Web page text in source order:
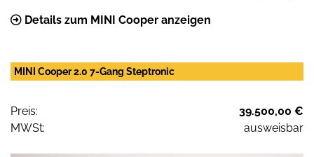
Details zum MINI Cooper anzeigen
MINI Cooper 2.0 7-Gang Steptronic
Preis:
39.500,00 €
MWSt:
ausweisbar